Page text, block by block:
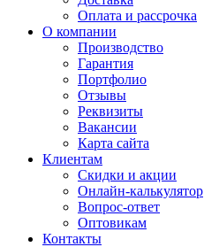
Оплата и рассрочка
О компании
Производство
Гарантия
Портфолио
Отзывы
Реквизиты
Вакансии
Карта сайта
Клиентам
Скидки и акции
Онлайн-калькулятор
Вопрос-ответ
Оптовикам
Контакты